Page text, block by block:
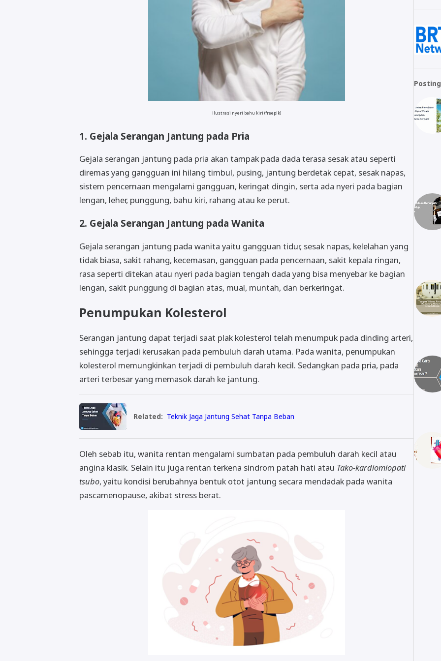
ilustrasi nyeri bahu kiri (freepik)
1. Gejala Serangan Jantung pada Pria
Gejala serangan jantung pada pria akan tampak pada dada terasa sesak atau seperti
diremas yang gangguan ini hilang timbul, pusing, jantung berdetak cepat, sesak napas,
sistem pencernaan mengalami gangguan, keringat dingin, serta ada nyeri pada bagian
lengan, leher, punggung, bahu kiri, rahang atau ke perut.
2. Gejala Serangan Jantung pada Wanita
Gejala serangan jantung pada wanita yaitu gangguan tidur, sesak napas, kelelahan yang
tidak biasa, sakit rahang, kecemasan, gangguan pada pencernaan, sakit kepala ringan,
rasa seperti ditekan atau nyeri pada bagian tengah dada yang bisa menyebar ke bagian
lengan, sakit punggung di bagian atas, mual, muntah, dan berkeringat.
Penumpukan Kolesterol
Serangan jantung dapat terjadi saat plak kolesterol telah menumpuk pada dinding arteri,
sehingga terjadi kerusakan pada pembuluh darah utama. Pada wanita, penumpukan
kolesterol memungkinkan terjadi di pembuluh darah kecil. Sedangkan pada pria, pada
arteri terbesar yang memasok darah ke jantung.
Related: Teknik Jaga Jantung Sehat Tanpa Beban
Oleh sebab itu, wanita rentan mengalami sumbatan pada pembuluh darah kecil atau
angina klasik. Selain itu juga rentan terkena sindrom patah hati atau Tako-kardiomiopati
tsubo, yaitu kondisi berubahnya bentuk otot jantung secara mendadak pada wanita
pascamenopause, akibat stress berat.